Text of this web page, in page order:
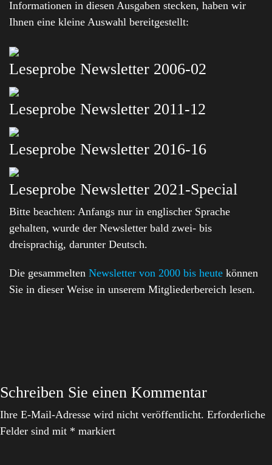
Informationen in diesen Ausgaben stecken, haben wir
Ihnen eine kleine Auswahl bereitgestellt:
Leseprobe Newsletter 2006-02
Leseprobe Newsletter 2011-12
Leseprobe Newsletter 2016-16
Leseprobe Newsletter 2021-Special
Bitte beachten: Anfangs nur in englischer Sprache
gehalten, wurde der Newsletter bald zwei- bis
dreisprachig, darunter Deutsch.
Die gesammelten Newsletter von 2000 bis heute können
Sie in dieser Weise in unserem Mitgliederbereich lesen.
Schreiben Sie einen Kommentar
Ihre E-Mail-Adresse wird nicht veröffentlicht. Erforderliche
Felder sind mit * markiert